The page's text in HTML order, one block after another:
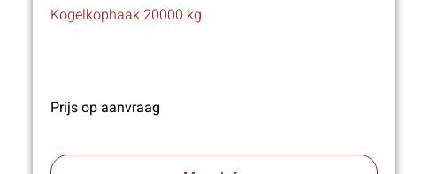
Kogelkophaak 20000 kg
Prijs op aanvraag